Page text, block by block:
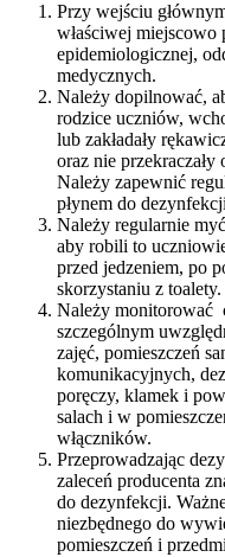
Przy wejściu
właściwej miejscowo
epidemiologicznej,
medycznych.
Należy dopilnować,
rodzice uczniów,
lub zakładały
oraz nie
Należy zapewnić
płynem do
Należy regularnie
aby robili to
przed jedzeniem, po
skorzystaniu z toalety.
Należy monitorować
szczególnym
zajęć, pomieszczeń
komunikacyjnych,
poręczy, klamek i
salach i w
włączników.
Przeprowadzając
zaleceń producenta
do dezynfekcji.
niezbędnego do
pomieszczeń i